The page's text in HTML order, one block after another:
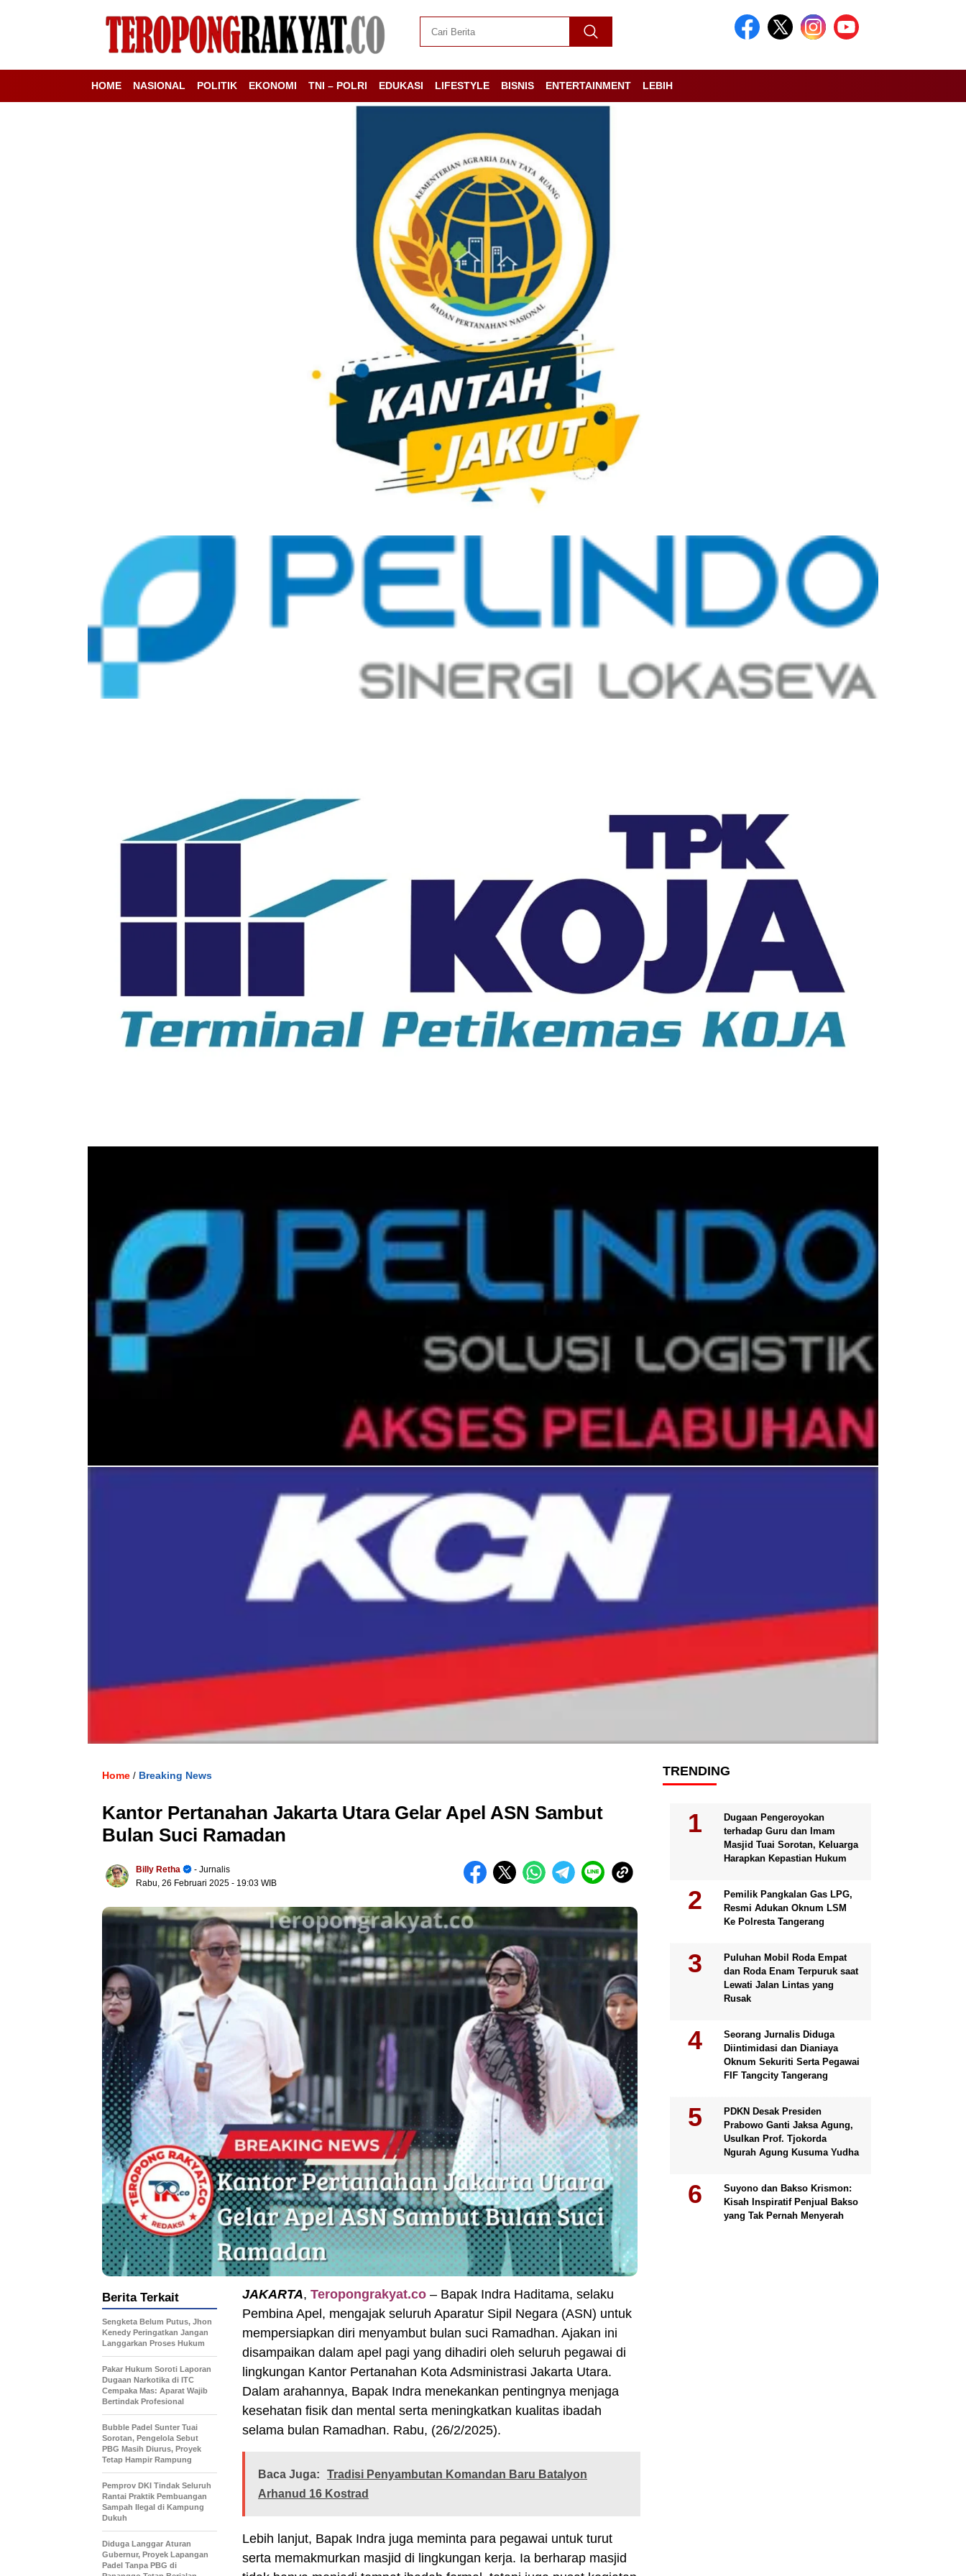
HOME NASIONAL POLITIK EKONOMI TNI – POLRI EDUKASI LIFESTYLE BISNIS ENTERTAINMENT LEBIH
Home / Breaking News
Kantor Pertanahan Jakarta Utara Gelar Apel ASN Sambut
Bulan Suci Ramadan
Billy Retha
- Jurnalis
Rabu, 26 Februari 2025 - 19:03 WIB
JAKARTA, Teropongrakyat.co – Bapak Indra Haditama, selaku
Pembina Apel, mengajak seluruh Aparatur Sipil Negara (ASN) untuk
mempersiapkan diri menyambut bulan suci Ramadhan. Ajakan ini
disampaikan dalam apel pagi yang dihadiri oleh seluruh pegawai di
lingkungan Kantor Pertanahan Kota Adsministrasi Jakarta Utara.
Dalam arahannya, Bapak Indra menekankan pentingnya menjaga
kesehatan fisik dan mental serta meningkatkan kualitas ibadah
selama bulan Ramadhan. Rabu, (26/2/2025).
Baca Juga:
Tradisi Penyambutan Komandan Baru Batalyon
Arhanud 16 Kostrad
Lebih lanjut, Bapak Indra juga meminta para pegawai untuk turut
serta memakmurkan masjid di lingkungan kerja. Ia berharap masjid
Berita Terkait
Sengketa Belum Putus, Jhon
Kenedy Peringatkan Jangan
Langgarkan Proses Hukum
Pakar Hukum Soroti Laporan
Dugaan Narkotika di ITC
Cempaka Mas: Aparat Wajib
Bertindak Profesional
Bubble Padel Sunter Tuai
Sorotan, Pengelola Sebut
PBG Masih Diurus, Proyek
Tetap Hampir Rampung
Pemprov DKI Tindak Seluruh
Rantai Praktik Pembuangan
Sampah Ilegal di Kampung
Dukuh
Diduga Langgar Aturan
Gubernur, Proyek Lapangan
Padel Tanpa PBG di
TRENDING
Dugaan Pengeroyokan
terhadap Guru dan Imam
Masjid Tuai Sorotan, Keluarga
Harapkan Kepastian Hukum
Pemilik Pangkalan Gas LPG,
Resmi Adukan Oknum LSM
Ke Polresta Tangerang
Puluhan Mobil Roda Empat
dan Roda Enam Terpuruk saat
Lewati Jalan Lintas yang
Rusak
Seorang Jurnalis Diduga
Diintimidasi dan Dianiaya
Oknum Sekuriti Serta Pegawai
FIF Tangcity Tangerang
PDKN Desak Presiden
Prabowo Ganti Jaksa Agung,
Usulkan Prof. Tjokorda
Ngurah Agung Kusuma Yudha
Suyono dan Bakso Krismon:
Kisah Inspiratif Penjual Bakso
yang Tak Pernah Menyerah